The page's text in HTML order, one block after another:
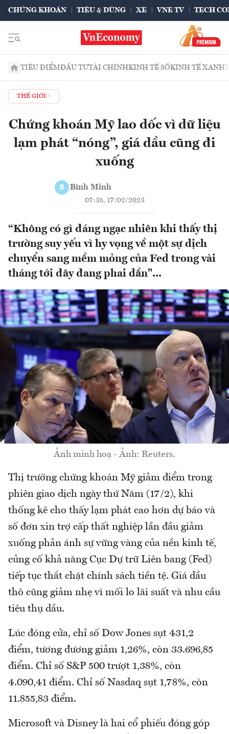
CHỨNG KHOÁN TIÊU & DÙNG XE VNE TV TECH
TIÊU ĐIỂMĐẦU TƯTÀI CHÍNHKINH TẾ SỐKINH TẾ XANH
THẾ GIỚI
Chứng khoán Mỹ lao dốc vì dữ liệu
lạm phát “nóng”, giá dầu cũng đi
xuống
B Bình Minh
07:35, 17/02/2023
“Không có gì đáng ngạc nhiên khi thấy thị
trường suy yếu vì hy vọng về một sự dịch
chuyển sang mềm mỏng của Fed trong vài
tháng tới đây đang phai dần"...
Ảnh minh hoạ - Ảnh: Reuters.
Thị trường chứng khoán Mỹ giảm điểm trong
phiên giao dịch ngày thứ Năm (17/2), khi
thống kê cho thấy lạm phát cao hơn dự báo và
số đơn xin trợ cấp thất nghiệp lần đầu giảm
xuống phản ánh sự vững vàng của nền kinh tế,
củng cố khả năng Cục Dự trữ Liên bang (Fed)
tiếp tục thắt chặt chính sách tiền tệ. Giá dầu
thô cũng giảm nhẹ vì mối lo lãi suất và nhu cầu
tiêu thụ dầu.
Lúc đóng cửa, chỉ số Dow Jones sụt 431,2
điểm, tương đương giảm 1,26%, còn 33.696,85
điểm. Chỉ số S&P 500 trượt 1,38%, còn
4.090,41 điểm. Chỉ số Nasdaq sụt 1,78%, còn
11.855,83 điểm.
Microsoft và Disney là hai cổ phiếu đóng góp